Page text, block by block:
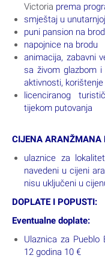
Victoria prema
smještaj u
puni pansion na
napojnice na brodu
animacija, zabavni
sa živom glazbom
aktivnosti,
licenciranog
tijekom putovanja
CIJENA ARANŽMANA
ulaznice za
navedeni u cijeni
nisu uključeni u
DOPLATE I POPUSTI:
Eventualne doplate:
Ulaznica za
12 godina 10 €